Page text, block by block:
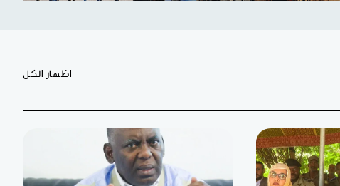
اظهار الكل